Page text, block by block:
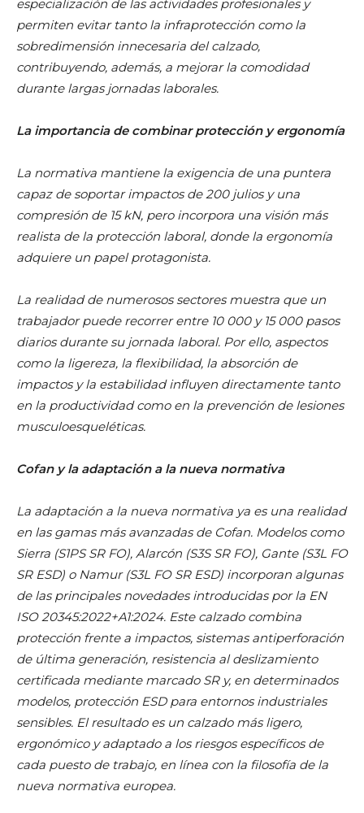
especialización de las actividades profesionales y
permiten evitar tanto la infraprotección como la
sobredimensión innecesaria del calzado,
contribuyendo, además, a mejorar la comodidad
durante largas jornadas laborales.
La importancia de combinar protección y ergonomía
La normativa mantiene la exigencia de una puntera
capaz de soportar impactos de 200 julios y una
compresión de 15 kN, pero incorpora una visión más
realista de la protección laboral, donde la ergonomía
adquiere un papel protagonista.
La realidad de numerosos sectores muestra que un
trabajador puede recorrer entre 10 000 y 15 000 pasos
diarios durante su jornada laboral. Por ello, aspectos
como la ligereza, la flexibilidad, la absorción de
impactos y la estabilidad influyen directamente tanto
en la productividad como en la prevención de lesiones
musculoesqueléticas.
Cofan y la adaptación a la nueva normativa
La adaptación a la nueva normativa ya es una realidad
en las gamas más avanzadas de Cofan. Modelos como
Sierra (S1PS SR FO), Alarcón (S3S SR FO), Gante (S3L FO
SR ESD) o Namur (S3L FO SR ESD) incorporan algunas
de las principales novedades introducidas por la EN
ISO 20345:2022+A1:2024. Este calzado combina
protección frente a impactos, sistemas antiperforación
de última generación, resistencia al deslizamiento
certificada mediante marcado SR y, en determinados
modelos, protección ESD para entornos industriales
sensibles. El resultado es un calzado más ligero,
ergonómico y adaptado a los riesgos específicos de
cada puesto de trabajo, en línea con la filosofía de la
nueva normativa europea.